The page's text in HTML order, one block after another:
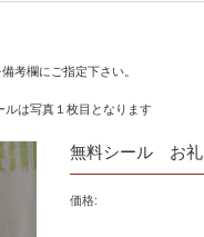
考欄にご指定下さい。
は写真１枚目となります
無料シール お礼
価格: